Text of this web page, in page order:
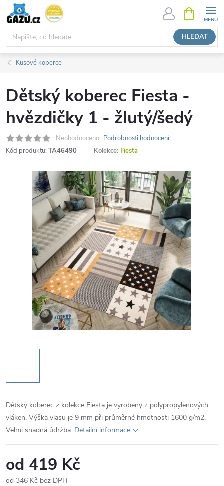
Přejít
obsah
HLEDAT
NÁKUPNÍ
KOŠÍK
Kusové koberce
Dětský koberec Fiesta -
hvězdičky 1 - žlutý/šedý
Neohodnoceno Podrobnosti hodnocení
Kód produktu: TA46490 Kolekce: Fiesta
Dětský koberec z kolekce Fiesta je vyrobený z polypropylenových
vláken. Výška vlasu je 9 mm při průměrné hmotnosti 1600 g/m2.
Velmi snadná údržba. Detailní informace
od 419 Kč
od 346 Kč bez DPH